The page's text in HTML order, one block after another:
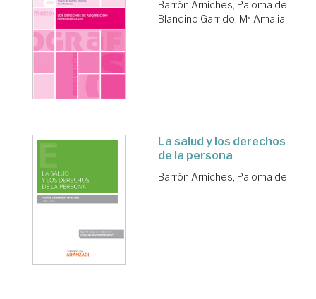
Barrón Arniches, Paloma de;
Blandino Garrido, Mª Amalia
La salud y los derechos
de la persona
Barrón Arniches, Paloma de